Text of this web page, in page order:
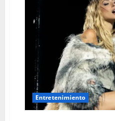
Entretenimiento